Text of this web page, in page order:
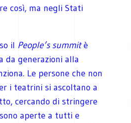
così, ma negli Stati
il People’s summitè
da generazioni alla
Le persone che non
i teatrini si ascoltano a
cercando di stringere
aperte a tutti e